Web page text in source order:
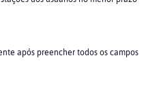
após preencher todos os campos